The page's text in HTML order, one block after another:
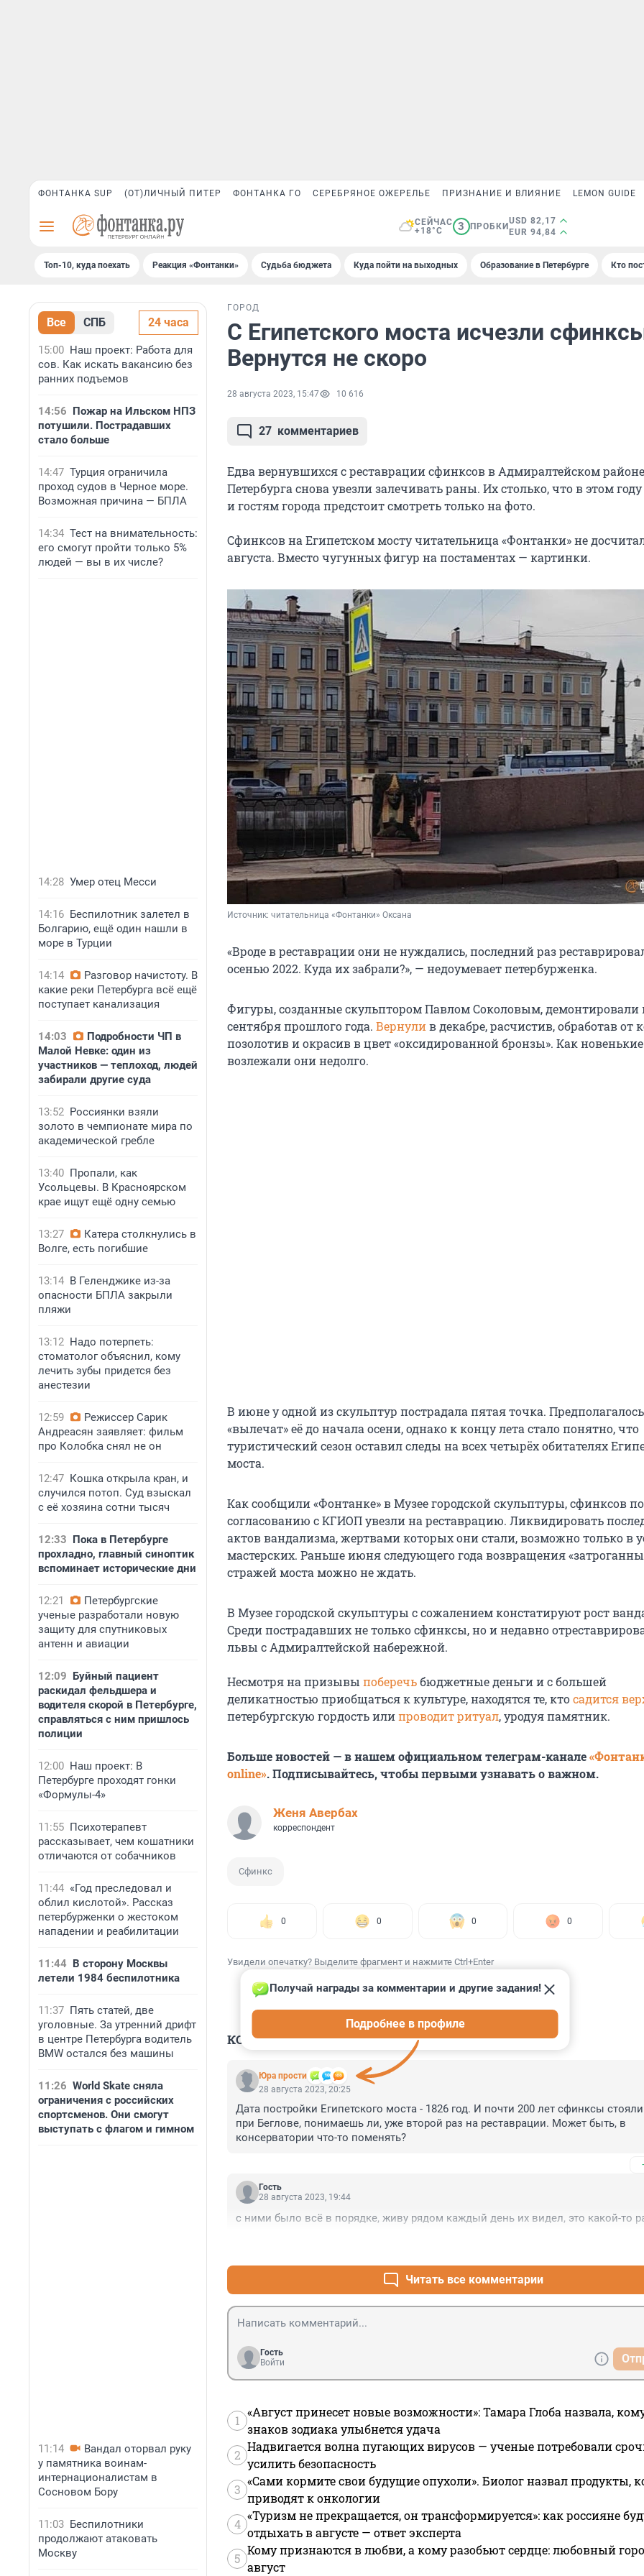
ФОНТАНКА SUP (ОТ)ЛИЧНЫЙ ПИТЕР ФОНТАНКА ГО СЕРЕБРЯНОЕ ОЖЕРЕЛЬЕ ПРИЗНАНИЕ И ВЛИЯНИЕ LEMON GUIDE
СЕЙЧАС
+18°C
3 ПРОБКИ
USD 82,17
EUR 94,84
Топ-10, куда поехать Реакция «Фонтанки» Судьба бюджета Куда пойти на выходных Образование в Петербурге Кто
Все СПБ 24 часа
15:00 Наш проект: Работа для
сов. Как искать вакансию без
ранних подъемов
14:56 Пожар на Ильском НПЗ
потушили. Пострадавших
стало больше
14:47 Турция ограничила
проход судов в Черное море.
Возможная причина — БПЛА
14:34 Тест на внимательность:
его смогут пройти только 5%
людей — вы в их числе?
14:28 Умер отец Месси
14:16 Беспилотник залетел в
Болгарию, ещё один нашли в
море в Турции
14:14
Разговор начистоту. В
какие реки Петербурга всё ещё
поступает канализация
14:03
Подробности ЧП в
Малой Невке: один из
участников — теплоход, людей
забирали другие суда
13:52 Россиянки взяли
золото в чемпионате мира по
академической гребле
13:40 Пропали, как
Усольцевы. В Красноярском
крае ищут ещё одну семью
13:27
Катера столкнулись в
Волге, есть погибшие
13:14 В Геленджике из-за
опасности БПЛА закрыли
пляжи
13:12 Надо потерпеть:
стоматолог объяснил, кому
лечить зубы придется без
анестезии
12:59
Режиссер Сарик
Андреасян заявляет: фильм
про Колобка снял не он
12:47 Кошка открыла кран, и
случился потоп. Суд взыскал
с её хозяина сотни тысяч
12:33 Пока в Петербурге
прохладно, главный синоптик
вспоминает исторические дни
12:21
Петербургские
ученые разработали новую
защиту для спутниковых
антенн и авиации
12:09 Буйный пациент
раскидал фельдшера и
водителя скорой в Петербурге,
справляться с ним пришлось
полиции
12:00 Наш проект: В
Петербурге проходят гонки
«Формулы-4»
11:55 Психотерапевт
рассказывает, чем кошатники
отличаются от собачников
11:44 «Год преследовал и
облил кислотой». Рассказ
петербурженки о жестоком
нападении и реабилитации
11:44 В сторону Москвы
летели 1984 беспилотника
11:37 Пять статей, две
уголовные. За утренний дрифт
в центре Петербурга водитель
BMW остался без машины
11:26 World Skate сняла
ограничения с российских
спортсменов. Они смогут
выступать с флагом и гимном
11:14
Вандал оторвал руку
у памятника воинам-
интернационалистам в
Сосновом Бору
11:03 Беспилотники
продолжают атаковать
Москву
ГОРОД
С Египетского моста исчезли
Вернутся не скоро
28 августа 2023, 15:47 10 616
27 комментариев
Едва вернувшихся с реставрации сфинксов в Адмиралтейском районе
Петербурга снова увезли залечивать раны. Их столько, что в этом
и гостям города предстоит смотреть только на фото.
Сфинксов на Египетском мосту читательница «Фонтанки» не
августа. Вместо чугунных фигур на постаментах — картинки.
Источник: читательница «Фонтанки» Оксана
«Вроде в реставрации они не нуждались, последний раз
осенью 2022. Куда их забрали?», — недоумевает петербурженка.
Фигуры, созданные скульптором Павлом Соколовым, демонтировали
сентября прошлого года. Вернулив декабре, расчистив, обработав от
позолотив и окрасив в цвет «оксидированной бронзы». Как новенькие
возлежали они недолго.
В июне у одной из скульптур пострадала пятая точка.
«вылечат» её до начала осени, однако к концу лета стало понятно, что
туристический сезон оставил следы на всех четырёх обитателях
моста.
Как сообщили «Фонтанке» в Музее городской скульптуры, сфинксов по
согласованию с КГИОП увезли на реставрацию. Ликвидировать
актов вандализма, жертвами которых они стали, возможно только в
мастерских. Раньше июня следующего года возвращения
стражей моста можно не ждать.
В Музее городской скульптуры с сожалением констатируют рост
Среди пострадавших не только сфинксы, но и недавно
львы с Адмиралтейской набережной.
Несмотря на призывы поберечьбюджетные деньги и с большей
деликатностью приобщаться к культуре, находятся те, ктосадится
петербургскую гордость илипроводит ритуал, уродуя памятник.
Больше новостей — в нашем официальном телеграм-канале
online». Подписывайтесь, чтобы первыми узнавать о важном.
Женя Авербах
корреспондент
Сфинкс
0 0 0 0
Увидели опечатку? Выделите фрагмент и нажмите Ctrl+Enter
КОММЕНТАРИИ 27
Юра прости
Получай награды за комментарии и другие задания!
Подробнее в профиле
28 августа 2023, 20:25
Дата постройки Египетского моста - 1826 год. И почти 200 лет сфинксы
при Беглове, понимаешь ли, уже второй раз на реставрации. Может быть, в
консерватории что-то поменять?
Гость
28 августа 2023, 19:44
с ними было всё в порядке, живу рядом каждый день их видел, это какой-то
Читать все комментарии
Гость
Войти
1
«Август принесет новые возможности»: Тамара Глоба назвала,
знаков зодиака улыбнется удача
2
Надвигается волна пугающих вирусов — ученые потребовали
усилить безопасность
3
«Сами кормите свои будущие опухоли». Биолог назвал продукты,
приводят к онкологии
4
«Туризм не прекращается, он трансформируется»: как россияне
отдыхать в августе — ответ эксперта
5
Кому признаются в любви, а кому разобьют сердце: любовный
август